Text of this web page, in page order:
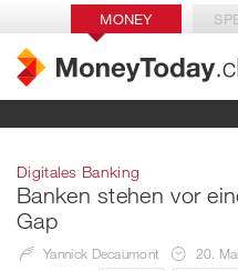
MONEY
Digitales Banking
Banken stehen vor
Gap
Yannick Decaumont
20.